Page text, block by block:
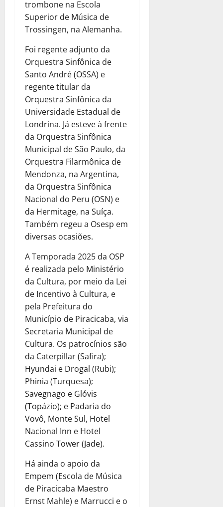
trombone na Escola
Superior de Música de
Trossingen, na Alemanha.
Foi regente adjunto da
Orquestra Sinfônica de
Santo André (OSSA) e
regente titular da
Orquestra Sinfônica da
Universidade Estadual de
Londrina. Já esteve à frente
da Orquestra Sinfônica
Municipal de São Paulo, da
Orquestra Filarmônica de
Mendonza, na Argentina,
da Orquestra Sinfônica
Nacional do Peru (OSN) e
da Hermitage, na Suíça.
Também regeu a Osesp em
diversas ocasiões.
A Temporada 2025 da OSP
é realizada pelo Ministério
da Cultura, por meio da Lei
de Incentivo à Cultura, e
pela Prefeitura do
Município de Piracicaba, via
Secretaria Municipal de
Cultura. Os patrocínios são
da Caterpillar (Safira);
Hyundai e Drogal (Rubi);
Phinia (Turquesa);
Savegnago e Glóvis
(Topázio); e Padaria do
Vovô, Monte Sul, Hotel
Nacional Inn e Hotel
Cassino Tower (Jade).
Há ainda o apoio da
Empem (Escola de Música
de Piracicaba Maestro
Ernst Mahle) e Marrucci e o